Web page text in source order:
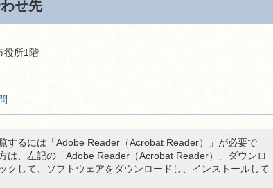
せ先
所1階
するには「Adobe Reader（Acrobat Reader）」が必要で
は、左記の「Adobe Reader（Acrobat Reader）」ダウンロ
クして、ソフトウェアをダウンロードし、インストールして